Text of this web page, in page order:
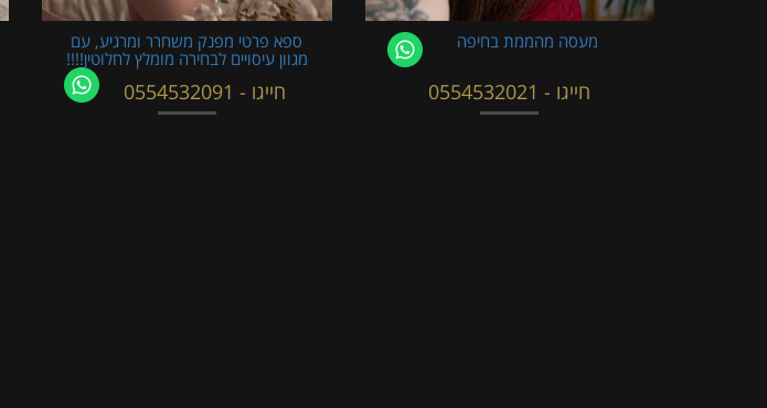
מעסה מהממת בחיפה
חייגו - 0554532021
ספא פרטי מפנק משחרר ומרגיע, עם
מגוון עיסויים לבחירה מומלץ לחלוטין!!!!
חייגו - 0554532091